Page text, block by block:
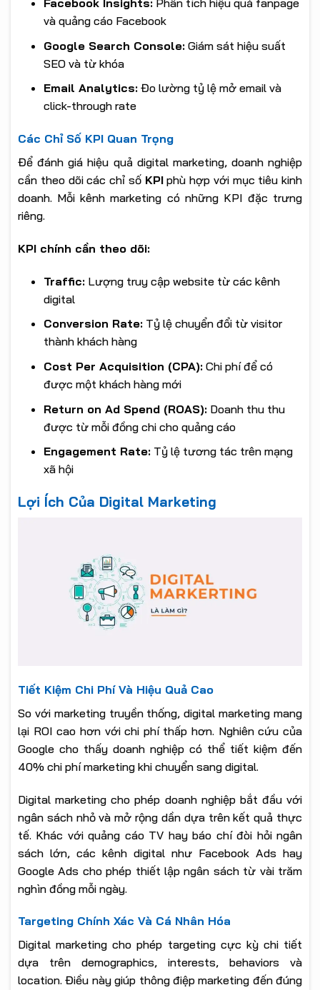
Facebook Insights:Phân tích hiệu quả fanpage
và quảng cáo Facebook
Google Search Console:Giám sát hiệu suất
SEO và từ khóa
Email Analytics:Đo lường tỷ lệ mở email và
click-through rate
Các Chỉ Số KPI Quan Trọng
Để đánh giá hiệu quả digital marketing, doanh nghiệp
cần theo dõi các chỉ số KPIphù hợp với mục tiêu kinh
doanh. Mỗi kênh marketing có những KPI đặc trưng
riêng.
KPI chính cần theo dõi:
Traffic:Lượng truy cập website từ các kênh
digital
Conversion Rate:Tỷ lệ chuyển đổi từ visitor
thành khách hàng
Cost Per Acquisition (CPA):Chi phí để có
được một khách hàng mới
Return on Ad Spend (ROAS):Doanh thu thu
được từ mỗi đồng chi cho quảng cáo
Engagement Rate:Tỷ lệ tương tác trên mạng
xã hội
Lợi Ích Của Digital Marketing
Tiết Kiệm Chi Phí Và Hiệu Quả Cao
So với marketing truyền thống, digital marketing mang
lại ROI cao hơn với chi phí thấp hơn. Nghiên cứu của
Google cho thấy doanh nghiệp có thể tiết kiệm đến
40% chi phí marketing khi chuyển sang digital.
Digital marketing cho phép doanh nghiệp bắt đầu với
ngân sách nhỏ và mở rộng dần dựa trên kết quả thực
tế. Khác với quảng cáo TV hay báo chí đòi hỏi ngân
sách lớn, các kênh digital như Facebook Ads hay
Google Ads cho phép thiết lập ngân sách từ vài trăm
nghìn đồng mỗi ngày.
Targeting Chính Xác Và Cá Nhân Hóa
Digital marketing cho phép targeting cực kỳ chi tiết
dựa trên demographics, interests, behaviors và
location. Điều này giúp thông điệp marketing đến đúng